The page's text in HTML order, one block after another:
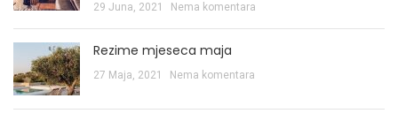
29 Juna, 2021 Nema komentara
Rezime mjeseca maja
27 Maja, 2021 Nema komentara